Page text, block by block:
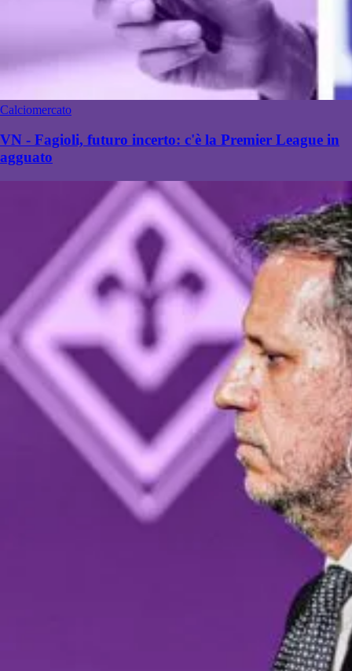
Calciomercato
VN - Fagioli, futuro incerto: c'è la Premier League in
agguato